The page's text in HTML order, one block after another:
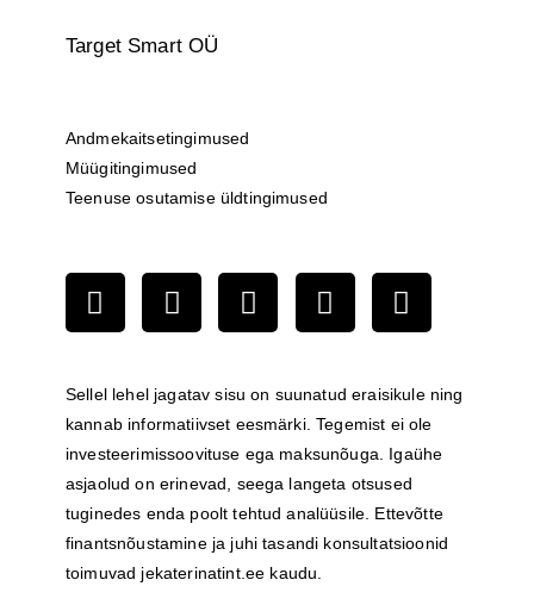
Target Smart OÜ
Andmekaitsetingimused
Müügitingimused
Teenuse osutamise üldtingimused
Sellel lehel jagatav sisu on suunatud eraisikule ning
kannab informatiivset eesmärki. Tegemist ei ole
investeerimissoovituse ega maksunõuga. Igaühe
asjaolud on erinevad, seega langeta otsused
tuginedes enda poolt tehtud analüüsile. Ettevõtte
finantsnõustamine ja juhi tasandi konsultatsioonid
toimuvad jekaterinatint.ee kaudu.